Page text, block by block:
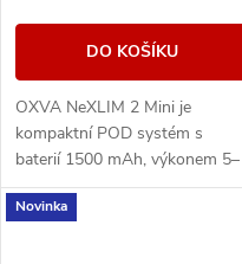
DO KOŠÍKU
OXVA NeXLIM 2 Mini je
kompaktní POD systém s
baterií 1500 mAh, výkonem 5–
30 W, rychlým nabíjením USB-
C 5V/2A a cartridgí UNITECH
Novinka